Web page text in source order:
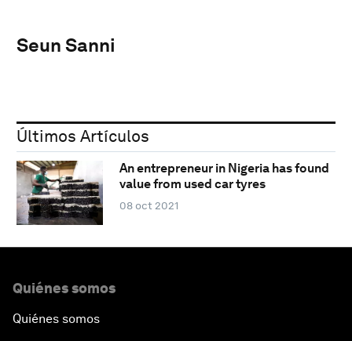
Seun Sanni
Últimos Artículos
An entrepreneur in Nigeria has found
value from used car tyres
08 oct 2021
Quiénes somos
Quiénes somos